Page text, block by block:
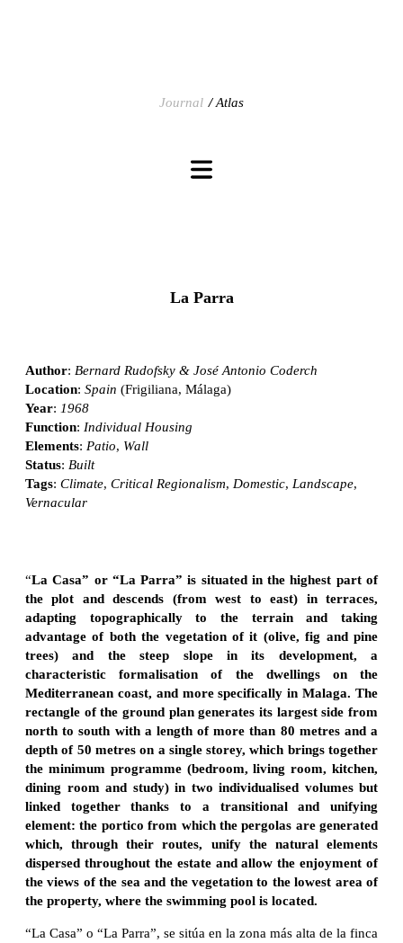
Journal Atlas
La Parra
Author: Bernard Rudofsky & José Antonio Coderch
Location: Spain (Frigiliana, Málaga)
Year: 1968
Function: Individual Housing
Elements: Patio, Wall
Status: Built
Tags: Climate, Critical Regionalism, Domestic, Landscape,
Vernacular
“La Casa” or “La Parra” is situated in the highest part of
the plot and descends (from west to east) in terraces,
adapting topographically to the terrain and taking
advantage of both the vegetation of it (olive, fig and pine
trees) and the steep slope in its development, a
characteristic formalisation of the dwellings on the
Mediterranean coast, and more specifically in Malaga. The
rectangle of the ground plan generates its largest side from
north to south with a length of more than 80 metres and a
depth of 50 metres on a single storey, which brings together
the minimum programme (bedroom, living room, kitchen,
dining room and study) in two individualised volumes but
linked together thanks to a transitional and unifying
element: the portico from which the pergolas are generated
which, through their routes, unify the natural elements
dispersed throughout the estate and allow the enjoyment of
the views of the sea and the vegetation to the lowest area of
the property, where the swimming pool is located.
“La Casa” o “La Parra”, se sitúa en la zona más alta de la finca